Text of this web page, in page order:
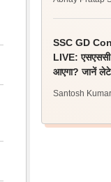
SSC GD
LIVE:
आएगा? जानें
Santosh Kumar